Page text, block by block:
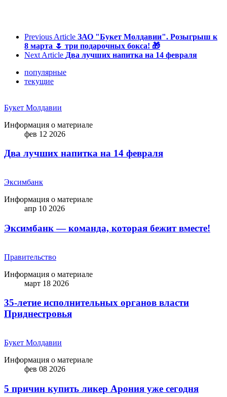
Previous Article ЗАО "Букет Молдавии". Розыгрыш к
8 марта 🌷 три подарочных бокса! 🎁
Next Article Два лучших напитка на 14 февраля
популярные
текущие
Букет Молдавии
Информация о материале
фев 12 2026
Два лучших напитка на 14 февраля
Эксимбанк
Информация о материале
апр 10 2026
Эксимбанк — команда, которая бежит вместе!
Правительство
Информация о материале
март 18 2026
35-летие исполнительных органов власти
Приднестровья
Букет Молдавии
Информация о материале
фев 08 2026
5 причин купить ликep Арония уже сегодня